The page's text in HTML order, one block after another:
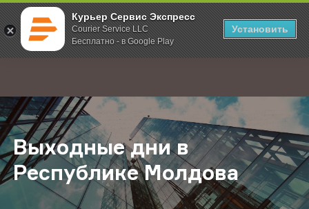
Курьер Сервис Экспресс
Courier Service LLC
Бесплатно - в Google Play
Установить
; Главная О компании Новости Выходные дни в Республике
Выходные дни в
Республике Молдова